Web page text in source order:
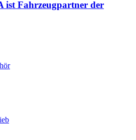
ist Fahrzeugpartner der